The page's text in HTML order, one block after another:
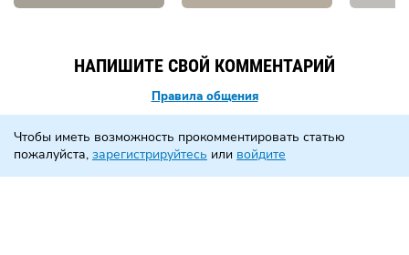
НАПИШИТЕ СВОЙ КОММЕНТАРИЙ
Правила общения
Чтобы иметь возможность прокомментировать статью
пожалуйста, зарегистрируйтесь или войдите